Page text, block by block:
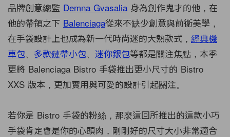
品牌創意總監 Demna Gvasalia 身為創作鬼才的他，在
他的帶領之下 Balenciaga從來不缺少創意與前衛美學，
在手袋設計上也成為新一代時尚迷的大熱款式， 經典機
車包
多款鏈帶小包 迷你銀包等都是關注焦點，本季
更將 Balenciaga Bistro 手袋推出更小尺寸的 Bistro
XXS 版本，更加實用與可愛的設計引起關注。
若你是 Bistro 手袋的粉絲，那麼這回所推出的這款小巧
手袋肯定會是你的心頭肉，剛剛好的尺寸大小非常適合